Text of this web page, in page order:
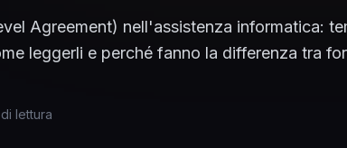
Agreement) nell'assistenza informatica:
leggerli e perché fanno la differenza tra
lettura